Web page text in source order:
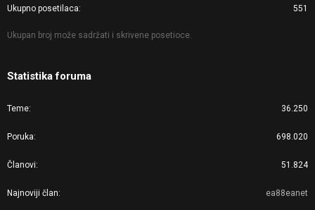
Ukupno posetilaca 551
Ukupan broj može sadržati i skrivene posetioce.
Statistika foruma
Teme 36.250
Poruka 698.020
Članovi 51.824
Najnoviji član ea88eanet